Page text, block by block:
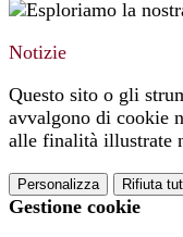
Notizie
Questo sito o gli
avvalgono di cookie
alle finalità illustrate
Personalizza Rifiuta
Gestione cookie